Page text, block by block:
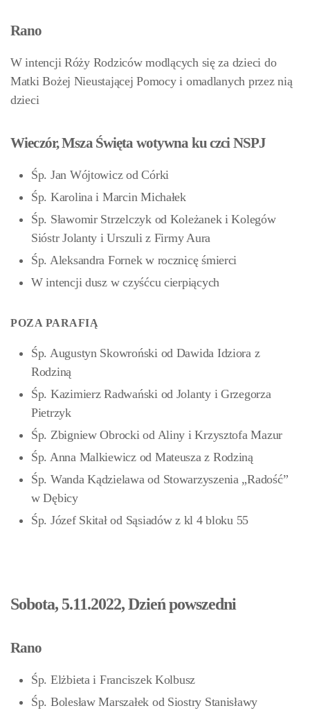
Rano
W intencji Róży Rodziców modlących się za dzieci do
Matki Bożej Nieustającej Pomocy i omadlanych przez nią
dzieci
Wieczór, Msza Święta wotywna ku czci NSPJ
Śp. Jan Wójtowicz od Córki
Śp. Karolina i Marcin Michałek
Śp. Sławomir Strzelczyk od Koleżanek i Kolegów
Sióstr Jolanty i Urszuli z Firmy Aura
Śp. Aleksandra Fornek w rocznicę śmierci
W intencji dusz w czyśćcu cierpiących
POZA PARAFIĄ
Śp. Augustyn Skowroński od Dawida Idziora z
Rodziną
Śp. Kazimierz Radwański od Jolanty i Grzegorza
Pietrzyk
Śp. Zbigniew Obrocki od Aliny i Krzysztofa Mazur
Śp. Anna Malkiewicz od Mateusza z Rodziną
Śp. Wanda Kądzielawa od Stowarzyszenia „Radość”
w Dębicy
Śp. Józef Skitał od Sąsiadów z kl 4 bloku 55
Sobota, 5.11.2022, Dzień powszedni
Rano
Śp. Elżbieta i Franciszek Kolbusz
Śp. Bolesław Marszałek od Siostry Stanisławy